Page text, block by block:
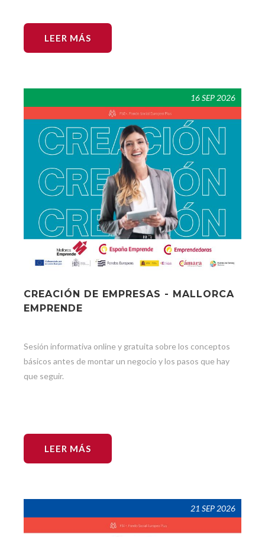
LEER MÁS
16 SEP 2026
CREACIÓN DE EMPRESAS - MALLORCA
EMPRENDE
Sesión informativa online y gratuita sobre los conceptos
básicos antes de montar un negocio y los pasos que hay
que seguir.
LEER MÁS
21 SEP 2026